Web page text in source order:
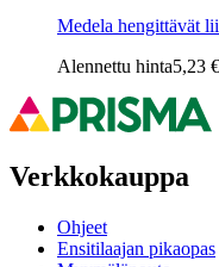
Medela hengittävät
Alennettu hinta5,23 €
Verkkokauppa
Ohjeet
Ensitilaajan pikaopas